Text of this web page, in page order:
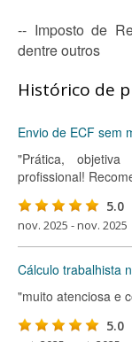
-- Imposto de
dentre outros
Histórico de
Envio de ECF sem
"Prática,
profissional!
5.0
nov. 2025 - nov. 2025
Cálculo trabalhista
"muito atenciosa e
5.0